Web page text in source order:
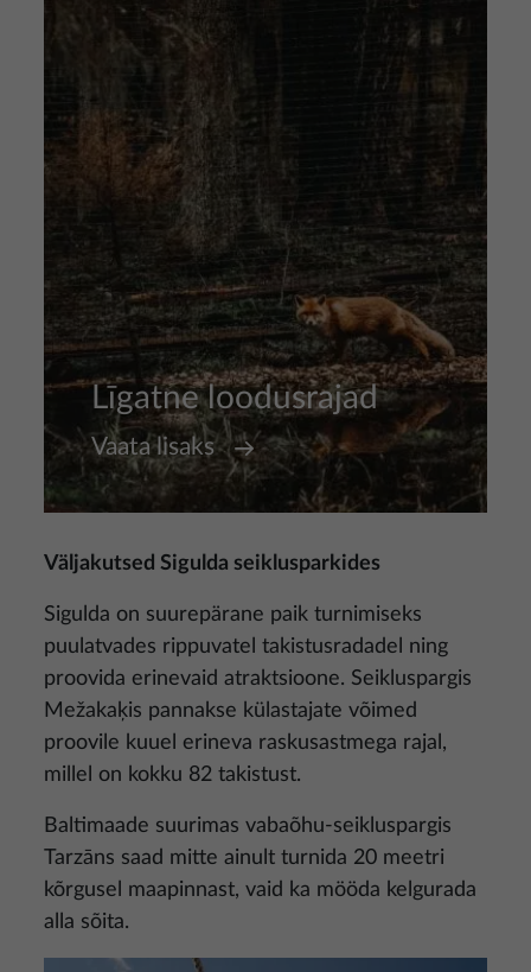
Līgatne loodusrajad
Vaata lisaks
Väljakutsed Sigulda seiklusparkides
Sigulda on suurepärane paik turnimiseks
puulatvades rippuvatel takistusradadel ning
proovida erinevaid atraktsioone. Seikluspargis
Mežakaķis pannakse külastajate võimed
proovile kuuel erineva raskusastmega rajal,
millel on kokku 82 takistust.
Baltimaade suurimas vabaõhu-seikluspargis
Tarzāns saad mitte ainult turnida 20 meetri
kõrgusel maapinnast, vaid ka mööda kelgurada
alla sõita.